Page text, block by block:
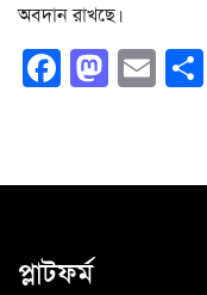
অবদান রাখছে।
Facebook
প্লাটফর্ম